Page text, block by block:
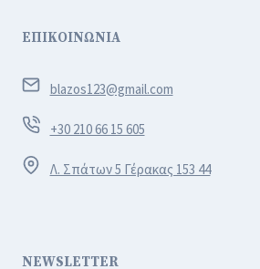
ΕΠΙΚΟΙΝΩΝΙΑ
blazos123@gmail.com
+30 210 66 15 605
Λ. Σπάτων 5 Γέρακας 153 44
NEWSLETTER